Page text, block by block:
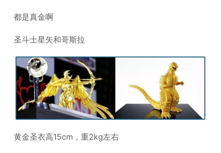
都是真金啊
圣斗士星矢和哥斯拉
黄金圣衣高15cm，重2kg左右